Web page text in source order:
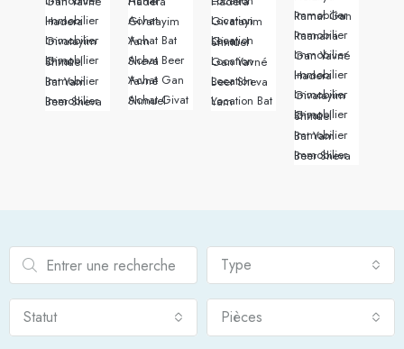
Immobilier Hadera
Immobilier Givatayim
Immobilier Givat Shmuel
Immobilier Bat Yam
Immobilier Beer Sheva
Achat Givatayim
Achat Bat Yam
Achat Beer Sheva
Achat Gan Yavné
Achat Givat Shmuel
Location Givatayim
Location Givat Shmuel
Location Gan Yavné
Location Beer Sheva
Location Bat Yam
Immobilier Ramat Gan
Immobilier Raanana
Immobilier Gan Yavné
Immobilier Hadera
Immobilier Givatayim
Immobilier Givat Shmuel
Immobilier Bat Yam
Immobilier Beer Sheva
Type
Statut Pièces